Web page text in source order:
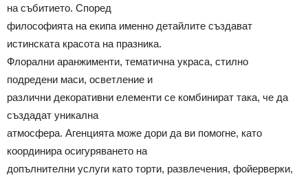
на събитието. Според
философията на екипа именно детайлите създават
истинската красота на празника.
Флорални аранжименти, тематична украса, стилно
подредени маси, осветление и
различни декоративни елементи се комбинират така, че да
създадат уникална
атмосфера. Агенцията може дори да ви помогне, като
координира осигуряването на
допълнителни услуги като торти, развлечения, фойерверки,